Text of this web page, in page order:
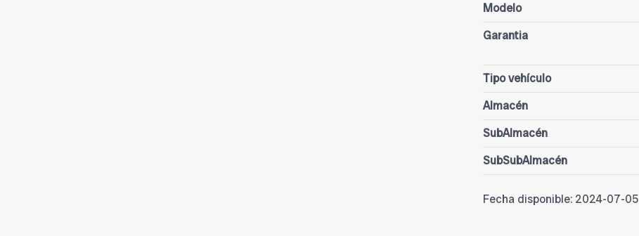
Modelo
Garantia
Tipo vehículo
Almacén
SubAlmacén
SubSubAlmacén
Fecha disponible: 2024-07-05